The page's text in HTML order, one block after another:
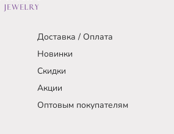
Доставка / Оплата
Новинки
Скидки
Акции
Оптовым покупателям